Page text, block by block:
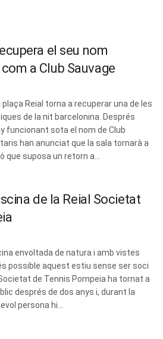
el seu nom
a Club Sauvage
Reial torna a recuperar una de les
de la nit barcelonina. Després
funcionant sota el nom de Club
han anunciat que la sala tornarà a
que suposa un retorn a...
de la Reial Societat
envoltada de natura i amb vistes
possible aquest estiu sense ser soci
de Tennis Pompeia ha tornat a
després de dos anys i, durant la
persona hi...